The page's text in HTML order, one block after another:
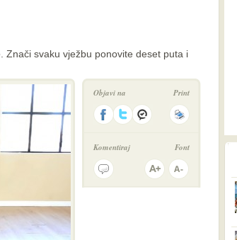
Znači svaku vježbu ponovite deset puta i
Objavi na Print
Komentiraj Fontprethodno